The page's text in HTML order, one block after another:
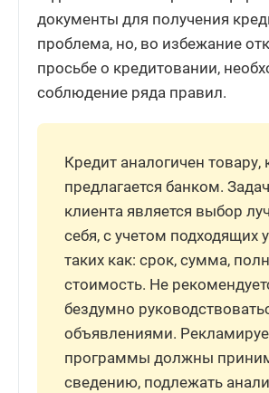
документы для получения
проблема, но, во избежание
просьбе о кредитовании,
соблюдение ряда правил.
Кредит аналогичен товару,
предлагается банком.
клиента является выбор
себя, с учетом подходящих
таких как: срок, сумма,
стоимость. Не
бездумно
объявлениями.
программы должны
сведению, подлежать